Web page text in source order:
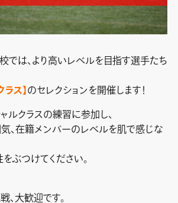
では、より高いレベルを目指す選手たち
ラス】 のセレクションを開催します！
ルクラスの練習に参加し、
、在籍メンバーのレベルを肌で感じな
ぶつけてください。
、大歓迎です。